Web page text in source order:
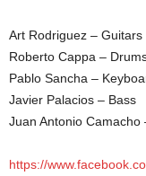
Art Rodriguez – Guitars
Roberto Cappa –
Pablo Sancha –
Javier Palacios – Bass
Juan Antonio Camacho
https://